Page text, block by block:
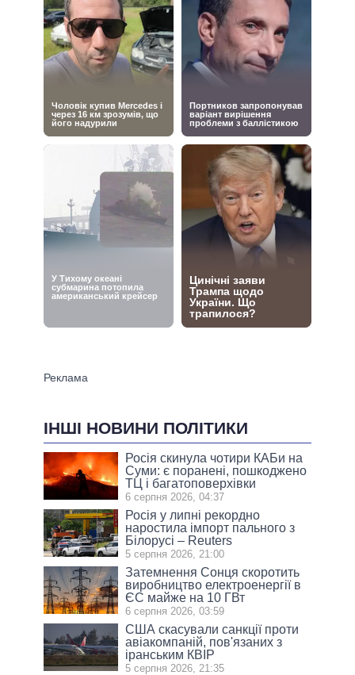
ІНШІ НОВИНИ ПОЛІТИКИ
Росія скинула чотири КАБи на
Суми: є поранені, пошкоджено
ТЦ і багатоповерхівки
6 серпня 2026, 04:37
Росія у липні рекордно
наростила імпорт пального з
Білорусі – Reuters
5 серпня 2026, 21:00
Затемнення Сонця скоротить
виробництво електроенергії в
ЄС майже на 10 ГВт
6 серпня 2026, 03:59
США скасували санкції проти
авіакомпаній, пов'язаних з
іранським КВІР
5 серпня 2026, 21:35